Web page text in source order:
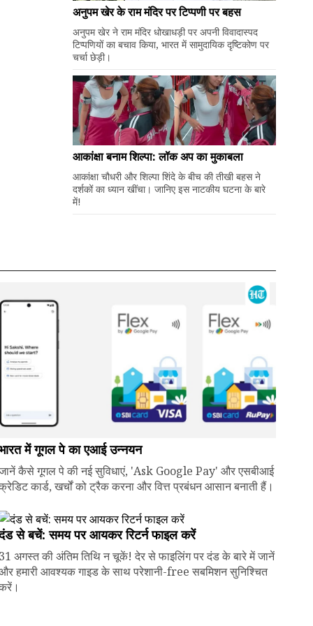
अनुपम खेर के राम मंदिर पर टिप्पणी पर बहस
अनुपम खेर ने राम मंदिर धोखाधड़ी पर अपनी विवादास्पद
टिप्पणियों का बचाव किया, भारत में सामुदायिक दृष्टिकोण पर
चर्चा छेड़ी।
आकांक्षा बनाम शिल्पा: लॉक अप का मुकाबला
आकांक्षा चौधरी और शिल्पा शिंदे के बीच की तीखी बहस ने
दर्शकों का ध्यान खींचा। जानिए इस नाटकीय घटना के बारे
में!
में गूगल पे का एआई उन्नयन
कैसे गूगल पे की नई सुविधाएं, 'Ask Google Pay' और एसबीआई
कार्ड, खर्चों को ट्रैक करना और वित्त प्रबंधन आसान बनाती हैं।
से बचें: समय पर आयकर रिटर्न फाइल करें
अगस्त की अंतिम तिथि न चूकें! देर से फाइलिंग पर दंड के बारे में जानें
हमारी आवश्यक गाइड के साथ परेशानी-free सबमिशन सुनिश्चित